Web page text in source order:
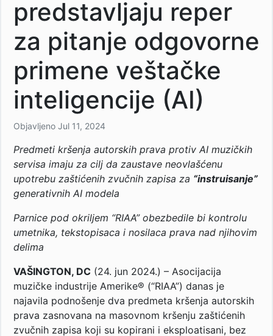
predstavljaju reper
za pitanje odgovorne
primene veštačke
inteligencije (AI)
Objavljeno Jul 11, 2024
Predmeti kršenja autorskih prava protiv AI muzičkih
servisa imaju za cilj da zaustave neovlašćenu
upotrebu zaštićenih zvučnih zapisa za “instruisanje”
generativnih AI modela
Parnice pod okriljem “RIAA” obezbedile bi kontrolu
umetnika, tekstopisaca i nosilaca prava nad njihovim
delima
VAŠINGTON, DC (24. jun 2024.) – Asocijacija
muzičke industrije Amerike® (“RIAA”) danas je
najavila podnošenje dva predmeta kršenja autorskih
prava zasnovana na masovnom kršenju zaštićenih
zvučnih zapisa koji su kopirani i eksploatisani, bez